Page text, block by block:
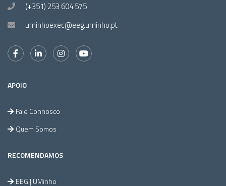
(+351) 253 604 575
uminhoexec@eeg.uminho.pt
APOIO
Fale Connosco
Quem Somos
RECOMENDAMOS
EEG | UMinho